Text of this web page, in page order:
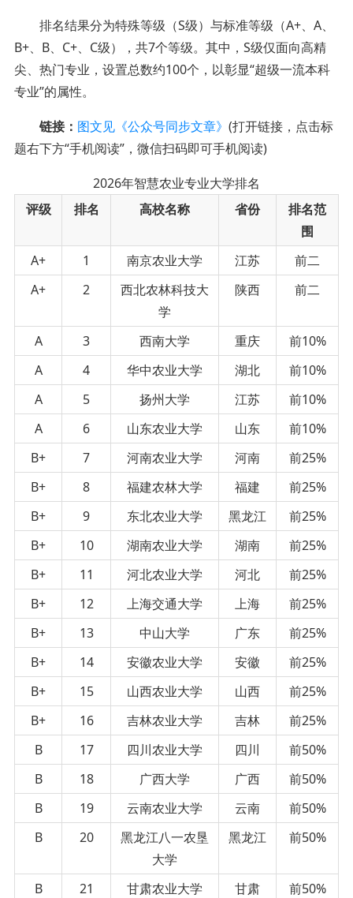
排名结果分为特殊等级（S级）与标准等级（A+、A、
B+、B、C+、C级），共7个等级。其中，S级仅面向高精
尖、热门专业，设置总数约100个，以彰显“超级一流本科
专业”的属性。
链接： 图文见《公众号同步文章》 (打开链接，点击标
题右下方“手机阅读”，微信扫码即可手机阅读)
2026年智慧农业专业大学排名
评级
排名 高校名称 省份
排名范
围
A+
1 南京农业大学 江苏
前二
A+
2
西北农林科技大
学
陕西 前二
A 3 西南大学 重庆
前10%
A
4 华中农业大学 湖北
前10%
A
5 扬州大学 江苏
前10%
A
6 山东农业大学 山东
前10%
B+
7 河南农业大学 河南
前25%
B+
8 福建农林大学 福建
前25%
B+
9 东北农业大学 黑龙江
前25%
B+
10 湖南农业大学 湖南
前25%
B+
11 河北农业大学 河北
前25%
B+
12 上海交通大学 上海
前25%
B+
13 中山大学 广东
前25%
B+
14 安徽农业大学 安徽
前25%
B+
15 山西农业大学 山西
前25%
B+
16 吉林农业大学 吉林
前25%
B
17 四川农业大学 四川
前50%
B
18 广西大学 广西
前50%
B
19 云南农业大学 云南
前50%
B
20
黑龙江八一农垦
大学
黑龙江 前50%
B 21 甘肃农业大学 甘肃
前50%